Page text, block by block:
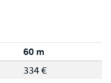
60 m
334 €